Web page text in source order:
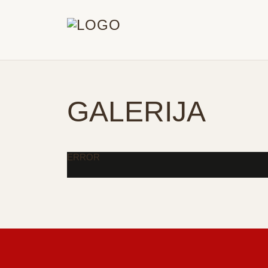
GALERIJA
ERROR